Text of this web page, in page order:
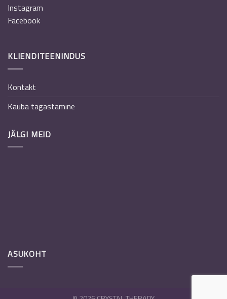
Instagram
Facebook
KLIENDITEENINDUS
Kontakt
Kauba tagastamine
JÄLGI MEID
ASUKOHT